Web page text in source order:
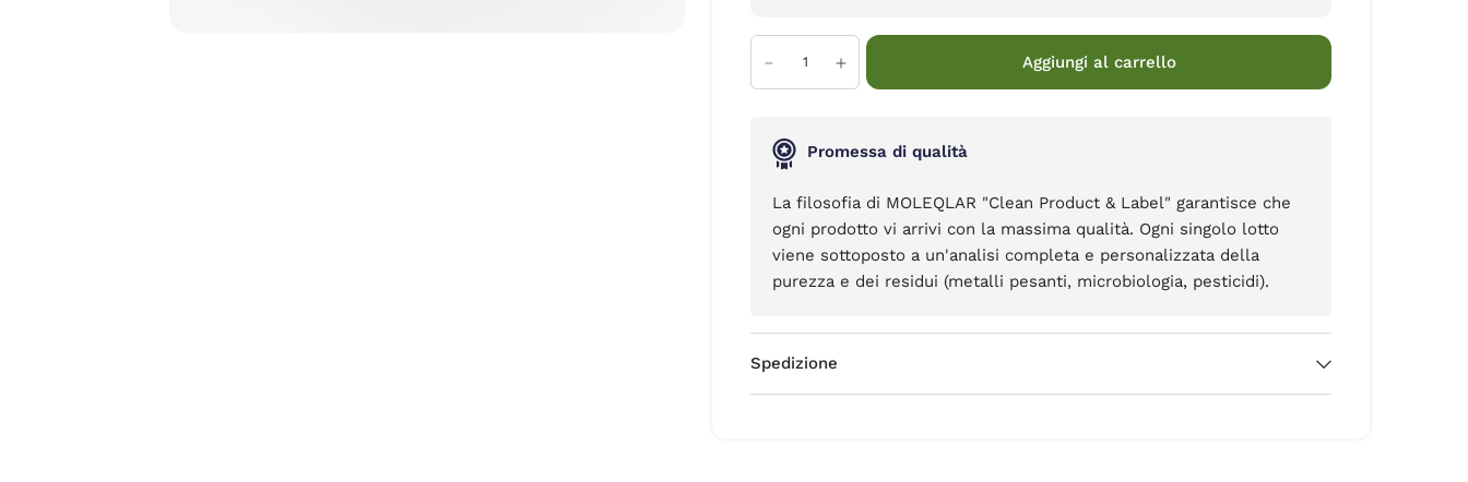
Aggiungi al carrello
Promessa di qualità
La filosofia di MOLEQLAR "Clean Product & Label" garantisce che
ogni prodotto vi arrivi con la massima qualità. Ogni singolo lotto
viene sottoposto a un'analisi completa e personalizzata della
purezza e dei residui (metalli pesanti, microbiologia, pesticidi).
Spedizione